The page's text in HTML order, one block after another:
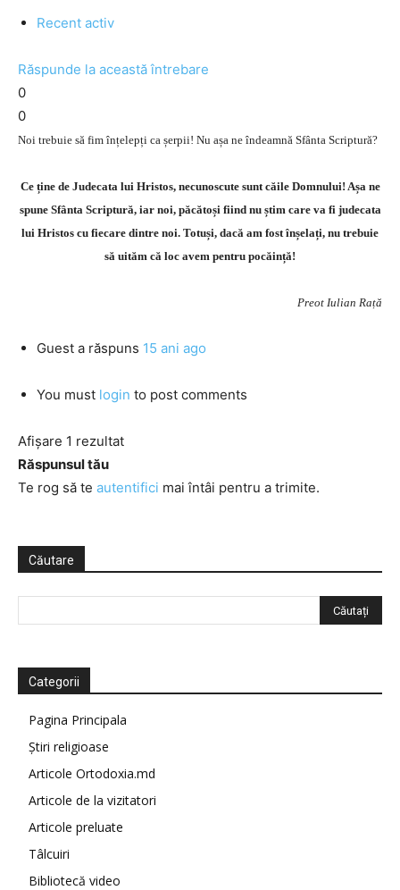
Recent activ
Răspunde la această întrebare
0
0
Noi trebuie să fim înțelepți ca șerpii! Nu așa ne îndeamnă Sfânta Scriptură?
Ce ține de Judecata lui Hristos, necunoscute sunt căile Domnului! Așa ne
spune Sfânta Scriptură, iar noi, păcătoși fiind nu știm care va fi judecata
lui Hristos cu fiecare dintre noi. Totuși, dacă am fost înșelați, nu trebuie
să uităm că loc avem pentru pocăință!
Preot Iulian Rață
Guest a răspuns 15 ani ago
You must login to post comments
Afișare 1 rezultat
Răspunsul tău
Te rog să te autentifici mai întâi pentru a trimite.
Căutare
Categorii
Pagina Principala
Știri religioase
Articole Ortodoxia.md
Articole de la vizitatori
Articole preluate
Tâlcuiri
Bibliotecă video